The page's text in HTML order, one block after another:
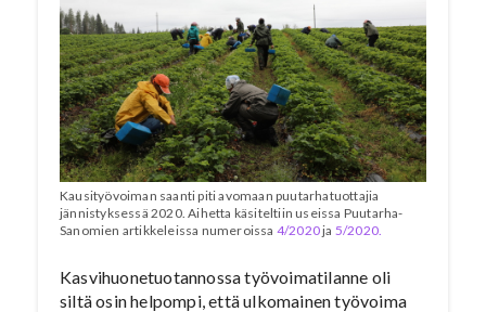
Kausityövoiman saanti piti avomaan puutarhatuottajia
jännistyksessä 2020. Aihetta käsiteltiin useissa Puutarha-
Sanomien artikkeleissa numeroissa 4/2020ja 5/2020.
Kasvihuonetuotannossa työvoimatilanne oli
siltä osin helpompi, että ulkomainen työvoima